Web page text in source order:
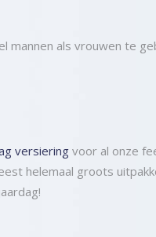
mannen als vrouwen te
versieringvoor al onze
helemaal groots